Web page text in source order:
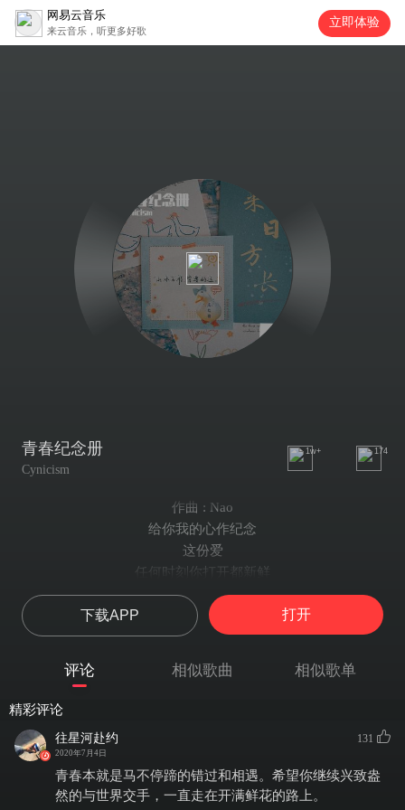
网易云音乐
来云音乐，听更多好歌
立即体验
青春纪念册
Cynicism
1w+ 174
作曲 : Nao
给你我的心作纪念
这份爱
任何时刻你打开都新鲜
有我陪伴 多苦都变成甜
睁开眼就看见永远
给我你的心作纪念
有你的祝福才能够完全
去年夏天
数着贝壳和浪花的海边
下载APP 打开
评论 相似歌曲 相似歌单
精彩评论
往星河赴约
2020年7月4日
131
青春本就是马不停蹄的错过和相遇。希望你继续兴致盎
然的与世界交手，一直走在开满鲜花的路上。